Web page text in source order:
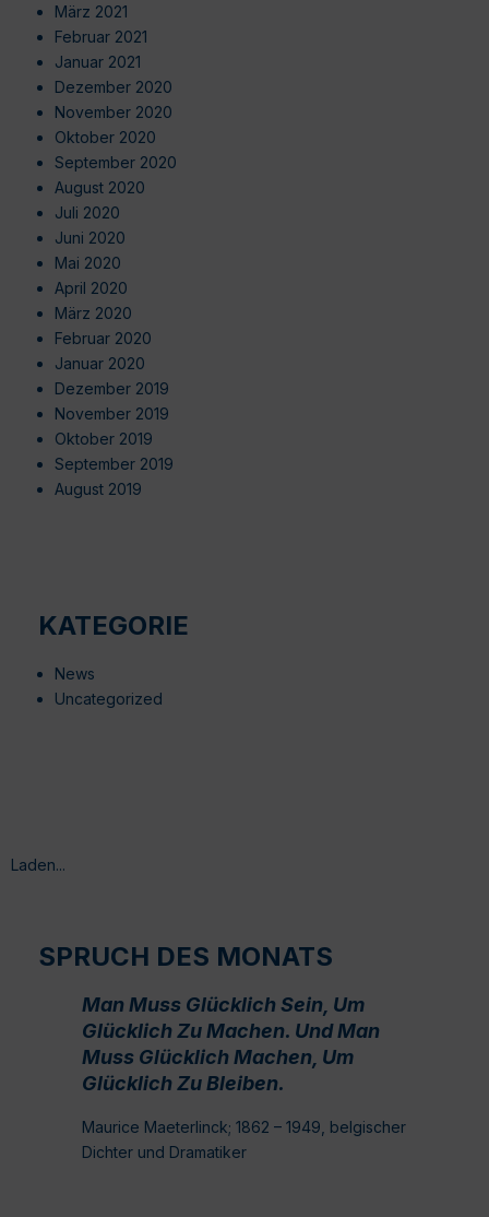
März 2021
Februar 2021
Januar 2021
Dezember 2020
November 2020
Oktober 2020
September 2020
August 2020
Juli 2020
Juni 2020
Mai 2020
April 2020
März 2020
Februar 2020
Januar 2020
Dezember 2019
November 2019
Oktober 2019
September 2019
August 2019
KATEGORIE
News
Uncategorized
Laden...
SPRUCH DES MONATS
Man Muss Glücklich Sein, Um
Glücklich Zu Machen. Und Man
Muss Glücklich Machen, Um
Glücklich Zu Bleiben.
Maurice Maeterlinck; 1862 – 1949, belgischer
Dichter und Dramatiker